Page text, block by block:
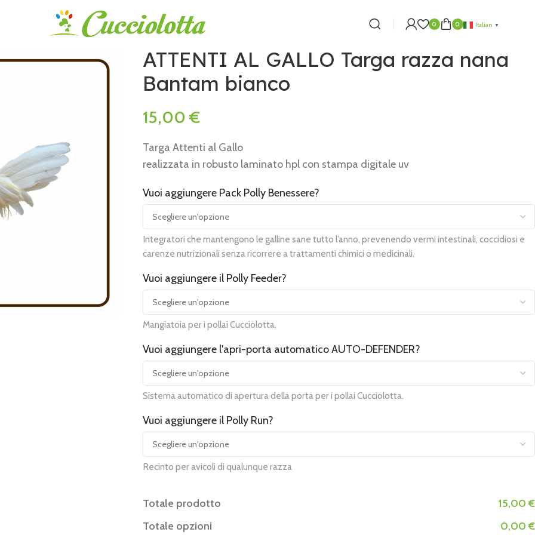
0 0 Italian ▼
ATTENTI AL GALLO Targa razza nana
Bantam bianco
15,00 €
Targa Attenti al Gallo
realizzata in robusto laminato hpl con stampa digitale uv
Vuoi aggiungere Pack Polly Benessere?
Integratori che mantengono le galline sane tutto l’anno, prevenendo vermi intestinali, coccidiosi e
carenze nutrizionali senza ricorrere a trattamenti chimici o medicinali.
Vuoi aggiungere il Polly Feeder?
Mangiatoia per i pollai Cucciolotta.
Vuoi aggiungere l'apri-porta automatico AUTO-DEFENDER?
Sistema automatico di apertura della porta per i pollai Cucciolotta.
Vuoi aggiungere il Polly Run?
Recinto per avicoli di qualunque razza
Totale prodotto
15,00 €
Totale opzioni
0,00 €
Alternative: